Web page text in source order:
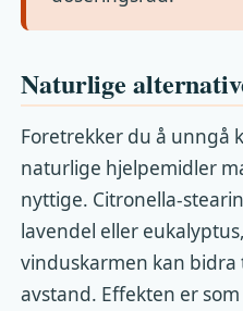
Naturlige
Foretrekker du å unngå
naturlige hjelpemidler
nyttige. Citronella-
lavendel eller
vinduskarmen kan bidra
avstand. Effekten er